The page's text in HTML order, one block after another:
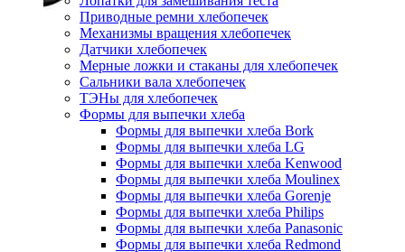
Приводные ремни хлебопечек
Механизмы вращения хлебопечек
Датчики хлебопечек
Мерные ложки и стаканы для хлебопечек
Сальники вала хлебопечек
ТЭНы для хлебопечек
Формы для выпечки хлеба
Формы для выпечки хлеба Bork
Формы для выпечки хлеба LG
Формы для выпечки хлеба Kenwood
Формы для выпечки хлеба Moulinex
Формы для выпечки хлеба Gorenje
Формы для выпечки хлеба Philips
Формы для выпечки хлеба Panasonic
Формы для выпечки хлеба Redmond